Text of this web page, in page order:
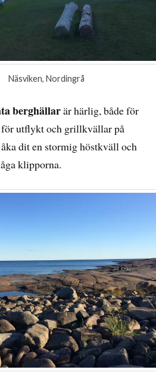
Näsviken, Nordingrå
berghällarär härlig, både för
för utflykt och grillkvällar på
dit en stormig höstkväll och
klipporna.